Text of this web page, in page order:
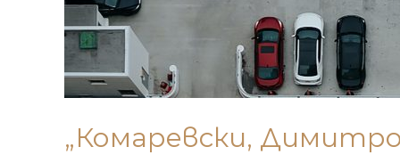
„Комаревски,